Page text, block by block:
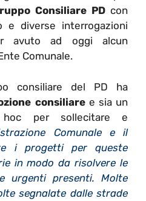
Consiliare PD con
e diverse interrogazioni
avuto ad oggi alcun
Comunale.
consiliare del PD ha
consiliaree sia un
per sollecitare e
Comunale e il
i progetti per queste
in modo da risolvere le
urgenti presenti. Molte
segnalate dalle strade